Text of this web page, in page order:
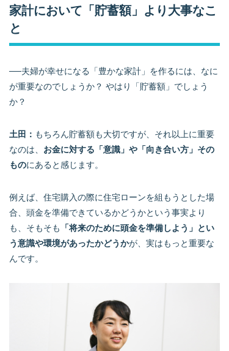
家計において「貯蓄額」より大事なこ
と
──夫婦が幸せになる「豊かな家計」を作るには、なに
が重要なのでしょうか？ やはり「貯蓄額」でしょう
か？
土田： もちろん貯蓄額も大切ですが、それ以上に重要
なのは、 お金に対する「意識」や「向き合い方」その
ものにあると感じます。
例えば、住宅購入の際に住宅ローンを組もうとした場
合、頭金を準備できているかどうかという事実より
も、そもそも 「将来のために頭金を準備しよう」とい
う意識や環境があったかどうかが、実はもっと重要な
んです。